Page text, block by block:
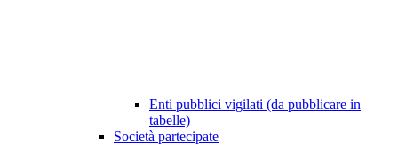
Enti pubblici vigilati (da pubblicare in
tabelle)
Società partecipate